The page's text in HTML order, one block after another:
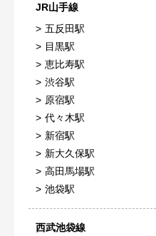
JR山手線
五反田駅
目黒駅
恵比寿駅
渋谷駅
原宿駅
代々木駅
新宿駅
新大久保駅
高田馬場駅
池袋駅
西武池袋線